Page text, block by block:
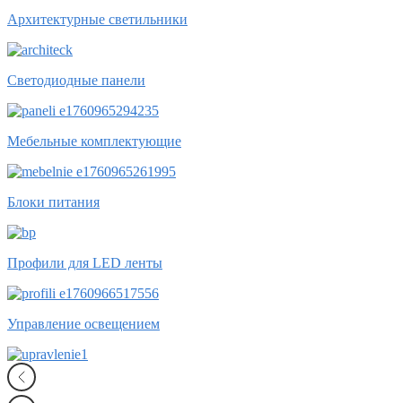
Архитектурные светильники
Светодиодные панели
Мебельные комплектующие
Блоки питания
Профили для LED ленты
Управление освещением